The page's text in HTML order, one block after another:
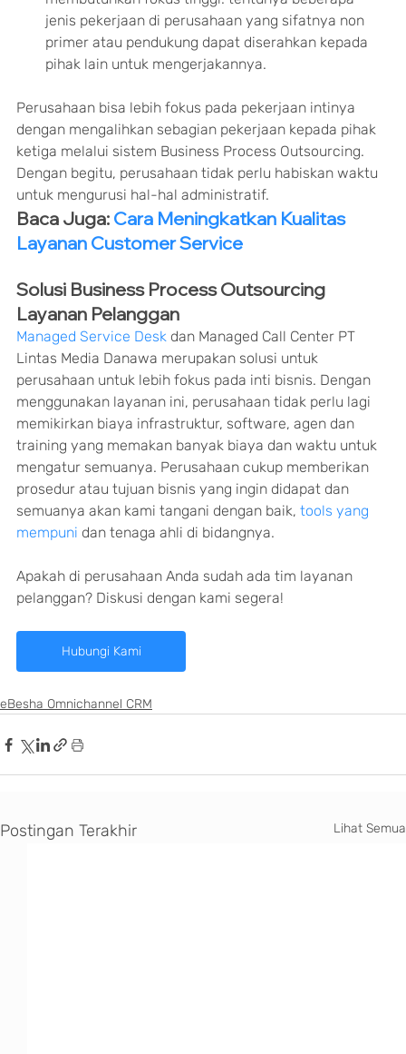
jenis pekerjaan di perusahaan yang sifatnya non
primer atau pendukung dapat diserahkan kepada
pihak lain untuk mengerjakannya.
Perusahaan bisa lebih fokus pada pekerjaan intinya
dengan mengalihkan sebagian pekerjaan kepada pihak
ketiga melalui sistem Business Process Outsourcing.
Dengan begitu, perusahaan tidak perlu habiskan waktu
untuk mengurusi hal-hal administratif.
Baca Juga: Cara Meningkatkan Kualitas
Layanan Customer Service
Solusi Business Process Outsourcing
Layanan Pelanggan
Managed Service Desk dan Managed Call Center PT
Lintas Media Danawa merupakan solusi untuk
perusahaan untuk lebih fokus pada inti bisnis. Dengan
menggunakan layanan ini, perusahaan tidak perlu lagi
memikirkan biaya infrastruktur, software, agen dan
training yang memakan banyak biaya dan waktu untuk
mengatur semuanya. Perusahaan cukup memberikan
prosedur atau tujuan bisnis yang ingin didapat dan
semuanya akan kami tangani dengan baik, tools yang
mempuni dan tenaga ahli di bidangnya.
Apakah di perusahaan Anda sudah ada tim layanan
pelanggan? Diskusi dengan kami segera!
Hubungi Kami
eBesha Omnichannel CRM
Postingan Terakhir Lihat Semua